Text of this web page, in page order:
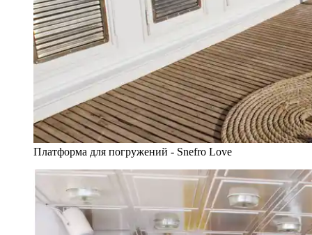
Платформа для погружений - Snefro Love